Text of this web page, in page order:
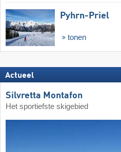
Pyhrn-Priel
tonen
Actueel
Silvretta Montafon
Het sportiefste skigebied